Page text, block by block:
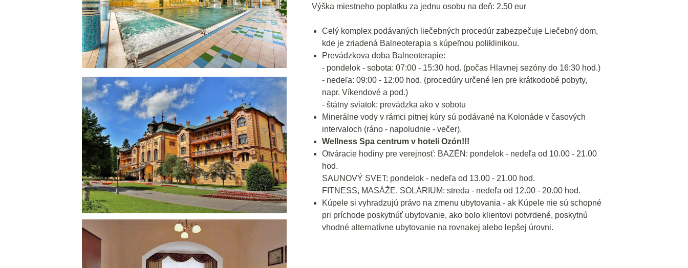
Výška miestneho poplatku za jednu osobu na deň: 2.50 eur
Celý komplex podávaných liečebných procedúr zabezpečuje Liečebný dom,
kde je zriadená Balneoterapia s kúpeľnou poliklinikou.
Prevádzkova doba Balneoterapie:
- pondelok - sobota: 07:00 - 15:30 hod. (počas Hlavnej sezóny do 16:30 hod.)
- nedeľa: 09:00 - 12:00 hod. (procedúry určené len pre krátkodobé pobyty,
napr. Víkendové a pod.)
- štátny sviatok: prevádzka ako v sobotu
Minerálne vody v rámci pitnej kúry sú podávané na Kolonáde v časových
intervaloch (ráno - napoludnie - večer).
Wellness Spa centrum v hoteli Ozón!!!
Otváracie hodiny pre verejnosť: BAZÉN: pondelok - nedeľa od 10.00 - 21.00
hod.
SAUNOVÝ SVET: pondelok - nedeľa od 13.00 - 21.00 hod.
FITNESS, MASÁŽE, SOLÁRIUM: streda - nedeľa od 12.00 - 20.00 hod.
Kúpele si vyhradzujú právo na zmenu ubytovania - ak Kúpele nie sú schopné
pri príchode poskytnúť ubytovanie, ako bolo klientovi potvrdené, poskytnú
vhodné alternatívne ubytovanie na rovnakej alebo lepšej úrovni.